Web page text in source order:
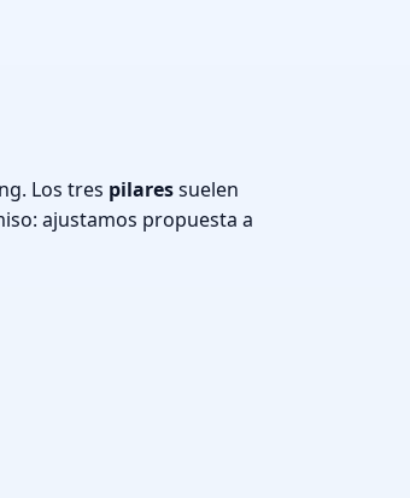
Los tres pilaressuelen
ajustamos propuesta a